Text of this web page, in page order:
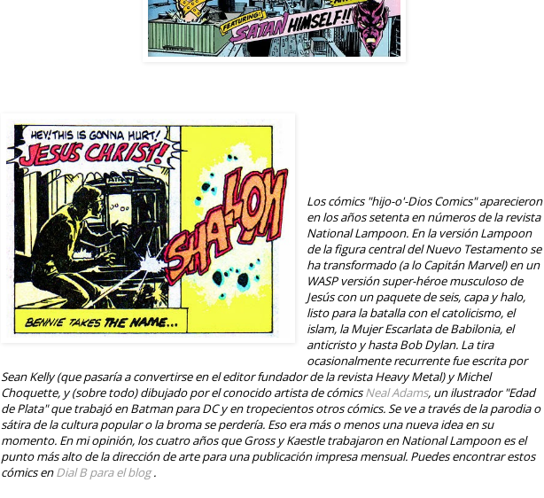
Los cómics "hijo-o'-Dios Comics" aparecieron
en los años setenta en números de la revista
National Lampoon. En la versión Lampoon
de la figura central del Nuevo Testamento se
ha transformado (a lo Capitán Marvel) en un
WASP versión super-héroe musculoso de
Jesús con un paquete de seis, capa y halo,
listo para la batalla con el catolicismo, el
islam, la Mujer Escarlata de Babilonia, el
anticristo y hasta Bob Dylan. La tira
ocasionalmente recurrente fue escrita por
Sean Kelly (que pasaría a convertirse en el editor fundador de la revista Heavy Metal) y Michel
Choquette, y (sobre todo) dibujado por el conocido artista de cómicsNeal Adams, un ilustrador "Edad
de Plata" que trabajó en Batman para DC y en tropecientos otros cómics. Se ve a través de la parodia o
sátira de la cultura popular o la broma se perdería. Eso era más o menos una nueva idea en su
momento. En mi opinión, los cuatro años que Gross y Kaestle trabajaron en National Lampoon es el
punto más alto de la dirección de arte para una publicación impresa mensual. Puedes encontrar estos
cómics enDial B para el blog.